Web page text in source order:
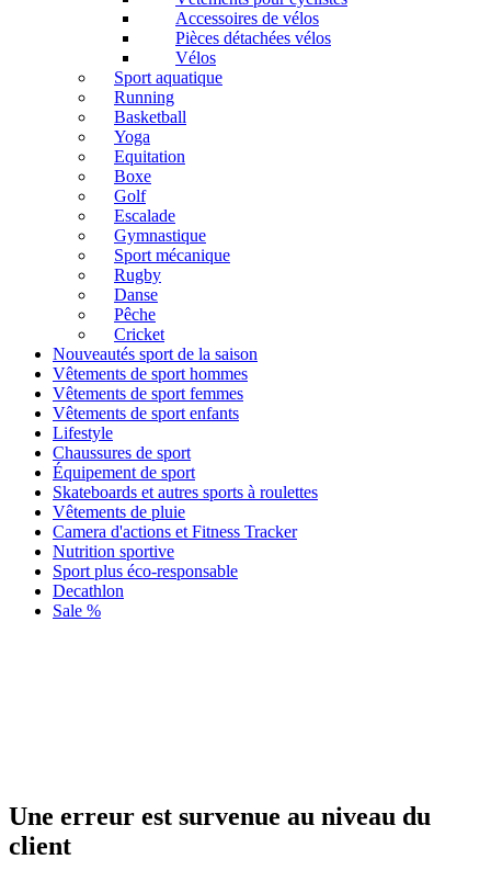
Accessoires de vélos
Pièces détachées vélos
Vélos
Sport aquatique
Running
Basketball
Yoga
Equitation
Boxe
Golf
Escalade
Gymnastique
Sport mécanique
Rugby
Danse
Pêche
Cricket
Nouveautés sport de la saison
Vêtements de sport hommes
Vêtements de sport femmes
Vêtements de sport enfants
Lifestyle
Chaussures de sport
Équipement de sport
Skateboards et autres sports à roulettes
Vêtements de pluie
Camera d'actions et Fitness Tracker
Nutrition sportive
Sport plus éco-responsable
Decathlon
Sale %
Une erreur est survenue au niveau du
client